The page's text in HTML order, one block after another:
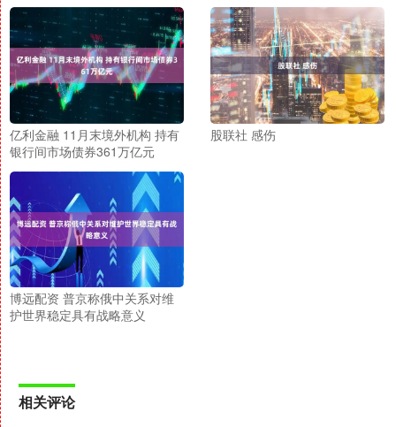
亿利金融 11月末境外机构 持有
银行间市场债券361万亿元
股联社 感伤
博远配资 普京称俄中关系对维
护世界稳定具有战略意义
相关评论